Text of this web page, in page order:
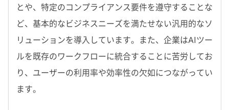
とや、特定のコンプライアンス要件を遵守することな
ど、基本的なビジネスニーズを満たせない汎用的なソ
リューションを導入しています。また、企業はAIツー
ルを既存のワークフローに統合することに苦労してお
り、ユーザーの利用率や効率性の欠如につながってい
ます。